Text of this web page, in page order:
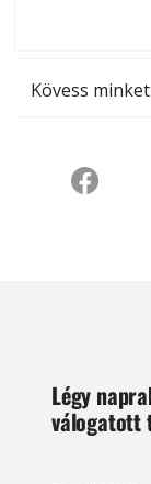
Kövess minket
Légy
válogatott